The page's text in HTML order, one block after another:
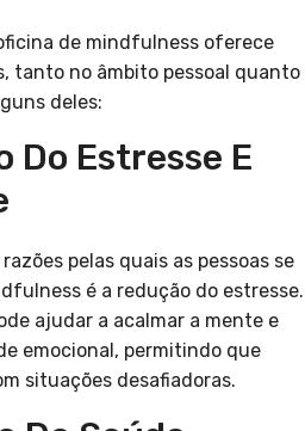
de mindfulness oferece
tanto no âmbito pessoal quanto
deles:
Do Estresse E
pelas quais as pessoas se
é a redução do estresse.
ajudar a acalmar a mente e
emocional, permitindo que
situações desafiadoras.